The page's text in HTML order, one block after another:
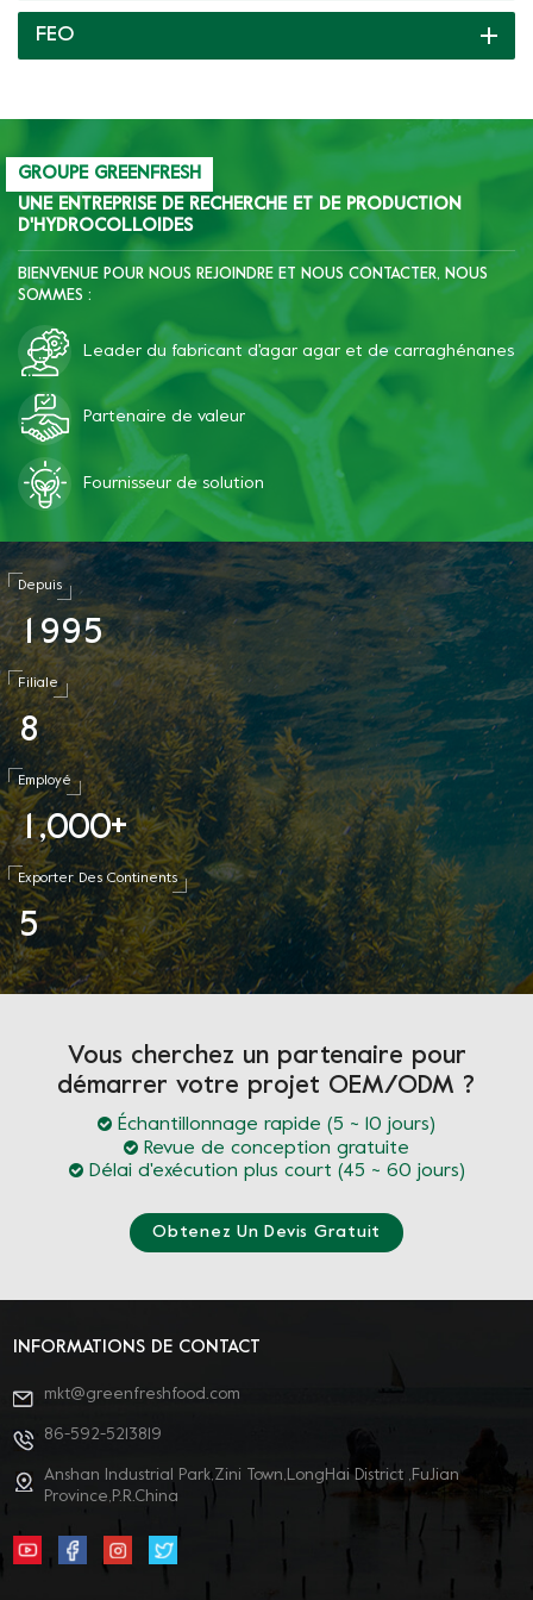
bonbons mous et gâteaux
aux fruits.
FEO
GROUPE GREENFRESH
UNE ENTREPRISE DE RECHERCHE ET DE PRODUCTION
D'HYDROCOLLOIDES
BIENVENUE POUR NOUS REJOINDRE ET NOUS CONTACTER, NOUS
SOMMES :
Leader du fabricant d'agar agar et de carraghénanes
Partenaire de valeur
Fournisseur de solution
Depuis
1 995
Filiale
8
Employé
1 ,000+
Exporter Des Continents
5
Vous cherchez un partenaire pour
démarrer votre projet OEM/ODM ?
Échantillonnage rapide (5 ~ 10 jours)
Revue de conception gratuite
Délai d'exécution plus court (45 ~ 60 jours)
Obtenez Un Devis Gratuit
INFORMATIONS DE CONTACT
mkt@greenfreshfood.com
86-592-5213819
Anshan Industrial Park,Zini Town,LongHai District ,FuJian
Province,P.R.China